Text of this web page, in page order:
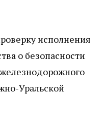
исполнения
о безопасности
Уральской